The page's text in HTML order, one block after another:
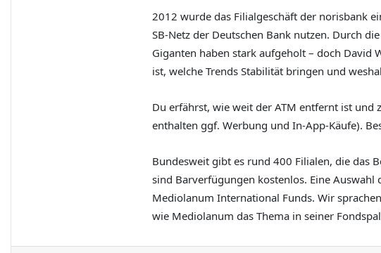
2012 wurde das Filialgeschäft der norisbank
SB-Netz der Deutschen Bank nutzen. Durch
Giganten haben stark aufgeholt – doch David
ist, welche Trends Stabilität bringen und
Du erfährst, wie weit der ATM entfernt ist und
enthalten ggf. Werbung und In-App-Käufe).
Bundesweit gibt es rund 400 Filialen, die das
sind Barverfügungen kostenlos. Eine Auswahl
Mediolanum International Funds. Wir
wie Mediolanum das Thema in seiner